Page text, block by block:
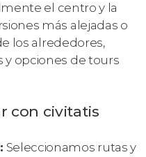
el centro y la
más alejadas o
los alrededores,
y opciones de tours
con civitatis
Seleccionamos rutas y